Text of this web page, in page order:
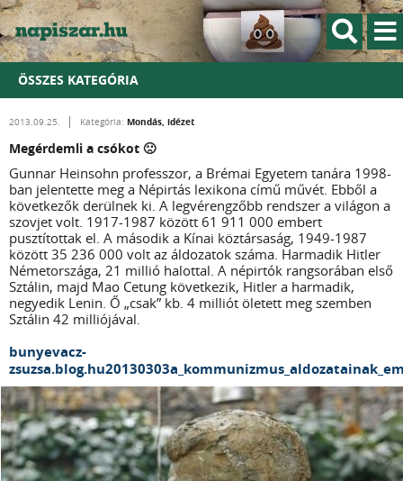
ÖSSZES KATEGÓRIA
2013.09.25. Kategória: Mondás, idézet
Megérdemli a csókot 🙁
Gunnar Heinsohn professzor, a Brémai Egyetem tanára 1998-
ban jelentette meg a Népirtás lexikona című művét. Ebből a
következők derülnek ki. A legvérengzőbb rendszer a világon a
szovjet volt. 1917-1987 között 61 911 000 embert
pusztítottak el. A második a Kínai köztársaság, 1949-1987
között 35 236 000 volt az áldozatok száma. Harmadik Hitler
Németországa, 21 millió halottal. A népirtók rangsorában első
Sztálin, majd Mao Cetung következik, Hitler a harmadik,
negyedik Lenin. Ő „csak” kb. 4 milliót öletett meg szemben
Sztálin 42 milliójával.
bunyevacz-